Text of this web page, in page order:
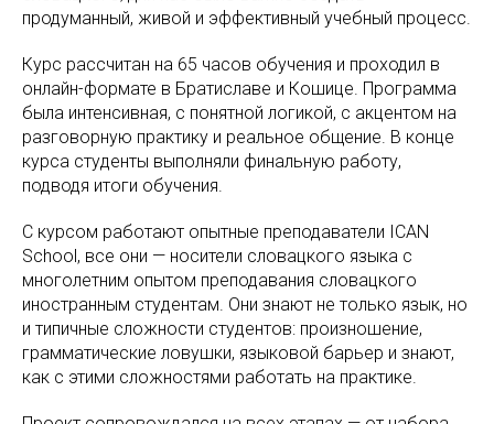
продуманный, живой и эффективный учебный процесс.
Курс рассчитан на 65 часов обучения и проходил в
онлайн-формате в Братиславе и Кошице. Программа
была интенсивная, с понятной логикой, с акцентом на
разговорную практику и реальное общение. В конце
курса студенты выполняли финальную работу,
подводя итоги обучения.
С курсом работают опытные преподаватели ICAN
School, все они — носители словацкого языка с
многолетним опытом преподавания словацкого
иностранным студентам. Они знают не только язык, но
и типичные сложности студентов: произношение,
грамматические ловушки, языковой барьер и знают,
как с этими сложностями работать на практике.